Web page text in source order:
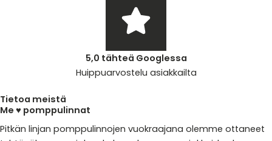
5,0 tähteä Googlessa
Huippuarvostelu asiakkailta
Tietoa meistä
Me ♥ pomppulinnat
Pitkän linjan pomppulinnojen vuokraajana olemme ottaneet